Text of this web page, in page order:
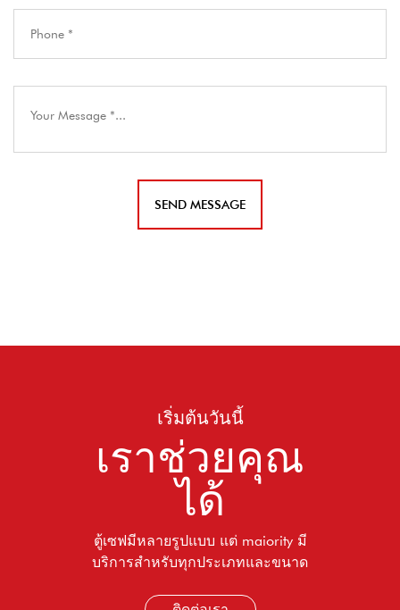
เริ่มต้นวันนี้
เราช่วยคุณ
ได้
ตู้เซฟมีหลายรูปแบบ แต่ maiority มี
บริการสำหรับทุกประเภทและขนาด